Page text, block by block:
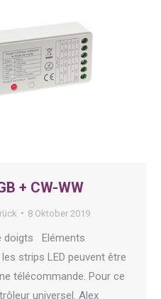
+ CW-WW
8 Oktober 2019
doigts Eléments
strips LED peuvent être
télécommande. Pour ce
universel. Alex